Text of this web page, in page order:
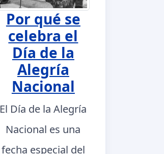
Por qué se
celebra el
Día de la
Alegría
Nacional
El Día de la Alegría
Nacional es una
fecha especial del